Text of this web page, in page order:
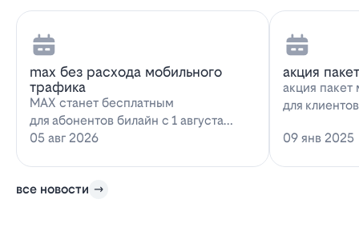
max без расхода мобильного
трафика
MAX станет бесплатным
для абонентов билайн с 1 августа
2026 года использование
05 авг 2026
акция
акция пакет
для
09 янв 2025
все новости